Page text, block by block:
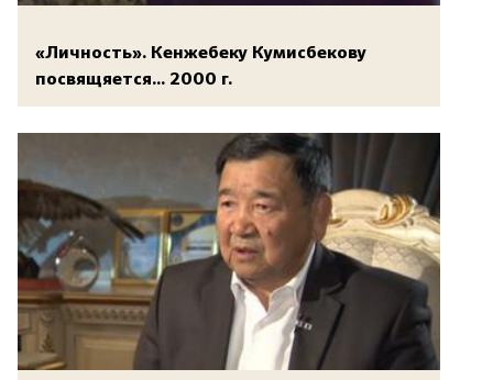
«Личность». Кенжебеку Кумисбекову
посвящяется... 2000 г.